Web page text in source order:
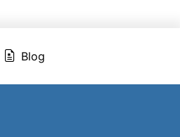
Blog